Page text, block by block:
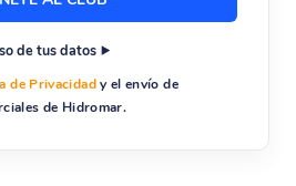
de tus datos
de Privacidady el envío de
de Hidromar.